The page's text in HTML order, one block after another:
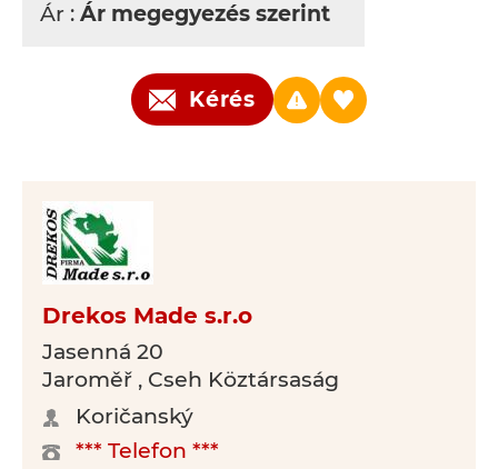
Ár : Ár megegyezés szerint
Kérés
Drekos Made s.r.o
Jasenná 20
Jaroměř , Cseh Köztársaság
Koričanský
*** Telefon ***